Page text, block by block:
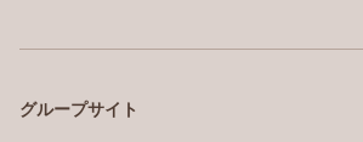
グループサイト